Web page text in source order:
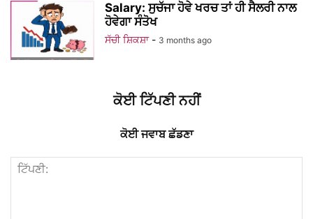
Salary: ਸੁਚੱਜਾ ਹੋਵੇ ਖਰਚ ਤਾਂ ਹੀ ਸੈਲਰੀ ਨਾਲ
ਹੋਵੇਗਾ ਸੰਤੋਖ
ਸੱਚੀ ਸ਼ਿਕਸ਼ਾ - 3 months ago
ਕੋਈ ਟਿੱਪਣੀ ਨਹੀਂ
ਕੋਈ ਜਵਾਬ ਛੱਡਣਾ